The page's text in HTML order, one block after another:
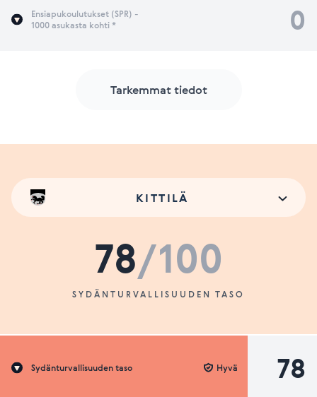
Ensiapukoulutukset (SPR) -
1000 asukasta kohti *
0
Tarkemmat tiedot
KITTILÄ
78/100
SYDÄNTURVALLISUUDEN TASO
Sydänturvallisuuden taso 78
Hyvä